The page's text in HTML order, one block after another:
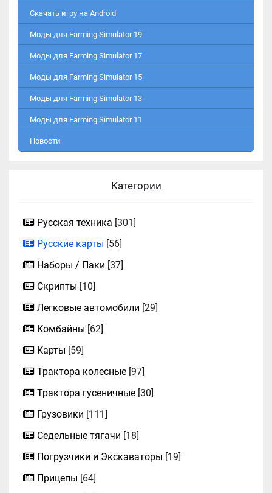
Скачать игру на Android
Моды для Farming Simulator 19
Моды для Farming Simulator 17
Моды для Farming Simulator 15
Моды для Farming Simulator 13
Моды для Farming Simulator 11
Новости
Категории
Русская техника [301]
Русские карты [56]
Наборы / Паки [37]
Скрипты [10]
Легковые автомобили [29]
Комбайны [62]
Карты [59]
Трактора колесные [97]
Трактора гусеничные [30]
Грузовики [111]
Седельные тягачи [18]
Погрузчики и Экскаваторы [19]
Прицепы [64]